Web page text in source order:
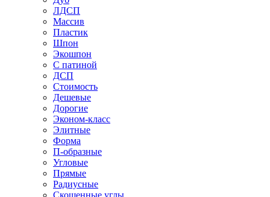
ЛДСП
Массив
Пластик
Шпон
Экошпон
С патиной
ДСП
Стоимость
Дешевые
Дорогие
Эконом-класс
Элитные
Форма
П-образные
Угловые
Прямые
Радиусные
Скошенные углы